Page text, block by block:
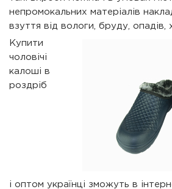
непромокальних матеріалів
взуття від вологи, бруду, опадів,
Купити
чоловічі
калоші в
роздріб
і оптом українці зможуть в